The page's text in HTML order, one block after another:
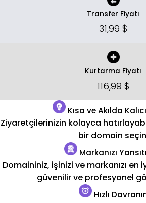
Transfer Fiyatı
31,99 $
Kurtarma Fiyatı
116,99 $
Kısa ve Akılda
Ziyaretçilerinizin kolayca
bir domain
Markanızı
Domaininiz, işinizi ve markanızı en
güvenilir ve profesyonel
Hızlı